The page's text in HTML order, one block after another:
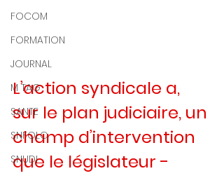
FOCOM
FORMATION
JOURNAL
M TAG
SANTE
SNFOLC
SNUDI
L’action syndicale a,
sur le plan judiciaire, un
champ d’intervention
que le législateur -